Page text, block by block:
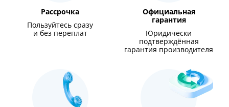
Рассрочка
Пользуйтесь сразу
и без переплат
Официальная
гарантия
Юридически
подтверждённая
гарантия производителя